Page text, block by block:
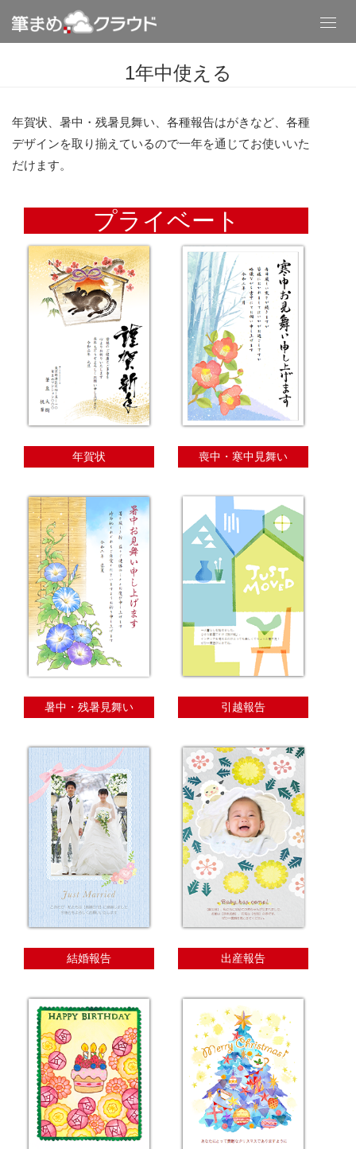
1年中使える
年賀状、暑中・残暑見舞い、各種報告はがきなど、各種
デザインを取り揃えているので一年を通じてお使いいた
だけます。
プライベート
年賀状 喪中・寒中見舞い
暑中・残暑見舞い 引越報告
結婚報告 出産報告